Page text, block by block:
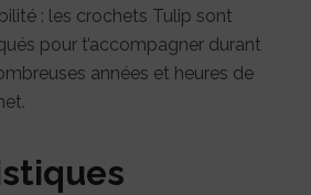
: les crochets Tulip sont
pour t’accompagner durant
années et heures de